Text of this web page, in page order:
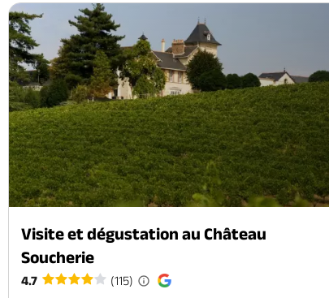
Visite et dégustation au Château
Soucherie
4.7 (115)